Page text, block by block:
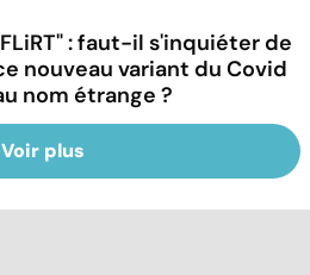
: faut-il s'inquiéter de
nouveau variant du Covid
nom étrange ?
Voir plus